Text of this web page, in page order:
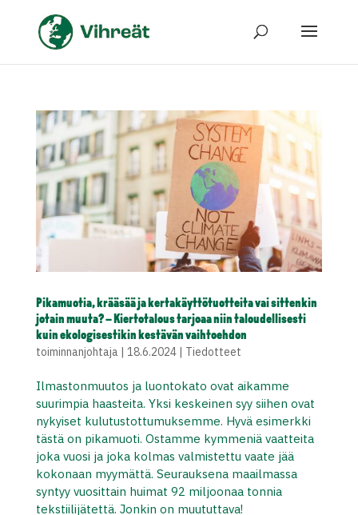
Pikamuotia, krääsää ja kertakäyttötuotteita vai sittenkin
jotain muuta? – Kiertotalous tarjoaa niin taloudellisesti
kuin ekologisestikin kestävän vaihtoehdon
toiminnanjohtaja | 18.6.2024| Tiedotteet
Ilmastonmuutos ja luontokato ovat aikamme
suurimpia haasteita. Yksi keskeinen syy siihen ovat
nykyiset kulutustottumuksemme. Hyvä esimerkki
tästä on pikamuoti. Ostamme kymmeniä vaatteita
joka vuosi ja joka kolmas valmistettu vaate jää
kokonaan myymättä. Seurauksena maailmassa
syntyy vuosittain huimat 92 miljoonaa tonnia
tekstiilijätettä. Jonkin on muututtava!